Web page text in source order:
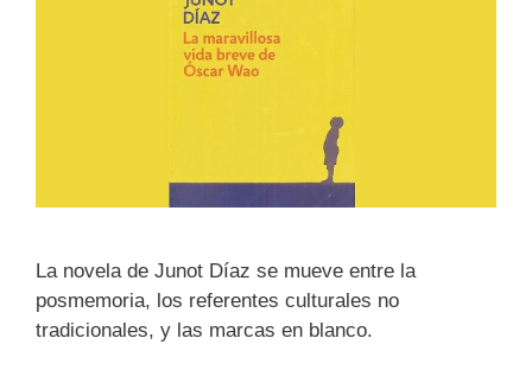
La novela de Junot Díaz se mueve entre la
posmemoria, los referentes culturales no
tradicionales, y las marcas en blanco.